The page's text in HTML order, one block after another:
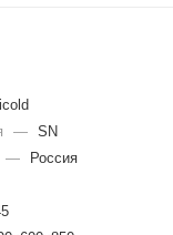
— SN
—
Россия